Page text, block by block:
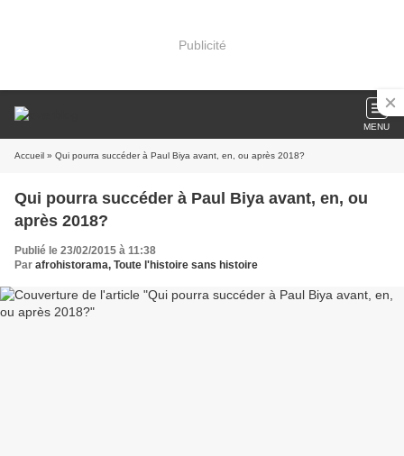
Publicité
MENU
Accueil » Qui pourra succéder à Paul Biya avant, en, ou après 2018?
Qui pourra succéder à Paul Biya avant, en, ou
après 2018?
Publié le 23/02/2015 à 11:38
Par afrohistorama, Toute l'histoire sans histoire